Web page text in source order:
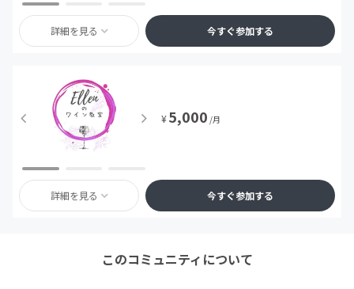
詳細を見る 今すぐ参加する
¥5,000 /月
詳細を見る 今すぐ参加する
このコミュニティについて